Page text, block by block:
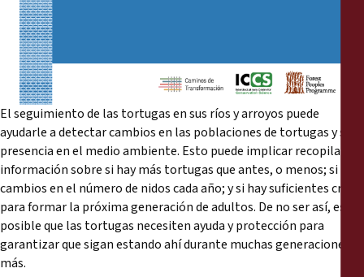
El seguimiento de las tortugas en sus ríos y arroyos puede
ayudarle a detectar cambios en las poblaciones de tortugas y su
presencia en el medio ambiente. Esto puede implicar recopilar
información sobre si hay más tortugas que antes, o menos; si hay
cambios en el número de nidos cada año; y si hay suficientes crías
para formar la próxima generación de adultos. De no ser así, es
posible que las tortugas necesiten ayuda y protección para
garantizar que sigan estando ahí durante muchas generaciones
más.